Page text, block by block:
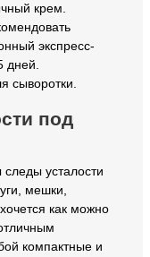
крем.
экспресс-
дней.
сыворотки.
под
усталости
мешки,
как можно
компактные и